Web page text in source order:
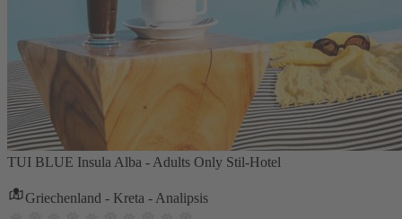
TUI BLUE Insula Alba - Adults Only Stil-Hotel
Griechenland - Kreta - Analipsis